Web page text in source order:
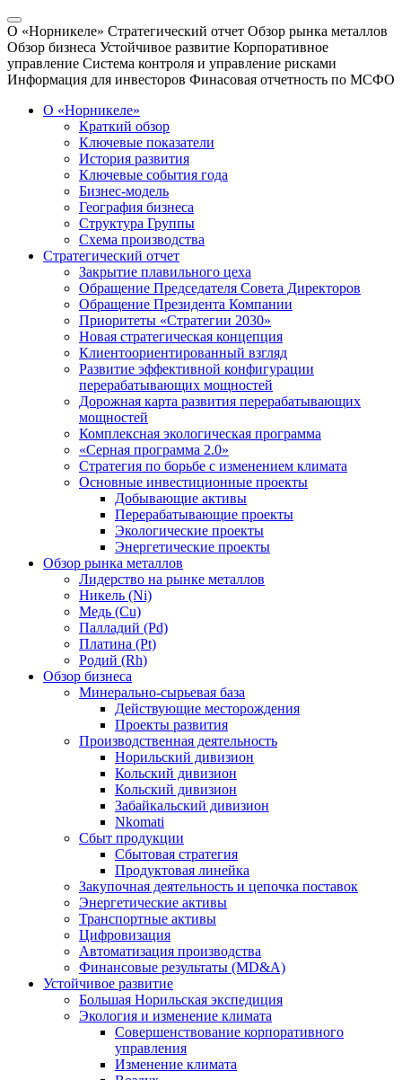
О «Норникеле» Стратегический отчет Обзор рынка металлов
Обзор бизнеса Устойчивое развитие Корпоративное
управление Система контроля и управление рисками
Информация для инвесторов Финасовая отчетность по МСФО
О «Норникеле»
Краткий обзор
Ключевые показатели
История развития
Ключевые события года
Бизнес-модель
География бизнеса
Структура Группы
Схема производства
Стратегический отчет
Закрытие плавильного цеха
Обращение Председателя Совета Директоров
Обращение Президента Компании
Приоритеты «Стратегии 2030»
Новая стратегическая концепция
Клиентоориентированный взгляд
Развитие эффективной конфигурации
перерабатывающих мощностей
Дорожная карта развития перерабатывающих
мощностей
Комплексная экологическая программа
«Серная программа 2.0»
Стратегия по борьбе с изменением климата
Основные инвестиционные проекты
Добывающие активы
Перерабатывающие проекты
Экологические проекты
Энергетические проекты
Обзор рынка металлов
Лидерство на рынке металлов
Никель (Ni)
Медь (Cu)
Палладий (Pd)
Платина (Pt)
Родий (Rh)
Обзор бизнеса
Минерально-сырьевая база
Действующие месторождения
Проекты развития
Производственная деятельность
Норильский дивизион
Кольский дивизион
Кольский дивизион
Забайкальский дивизион
Nkomati
Сбыт продукции
Сбытовая стратегия
Продуктовая линейка
Закупочная деятельность и цепочка поставок
Энергетические активы
Транспортные активы
Цифровизация
Автоматизация производства
Финансовые результаты (MD&A)
Устойчивое развитие
Большая Норильская экспедиция
Экология и изменение климата
Совершенствование корпоративного
управления
Изменение климата